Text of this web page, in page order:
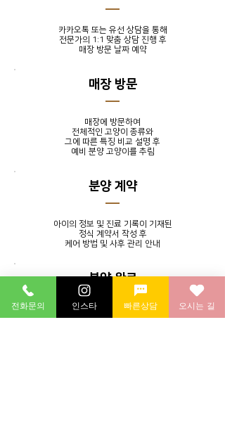
카카오톡 또는 유선 상담을 통해
전문가의 1:1 맞춤 상담 진행 후
​매장 방문 날짜 예약
매장 방문
매장에 방문하여
전체적인 고양이 종류와
그에 따른 특징 비교 설명 후
​예비 분양 고양이를 추림
분양 계약
아이의 정보 및 진료 기록이 기재된
정식 계약서 작성 후
​케어 방법 및 사후 관리 안내
분양 완료
발톱 정리, 귀 청소, 목욕 서비스를
전화문의 인스타 빠른상담 오시는 길